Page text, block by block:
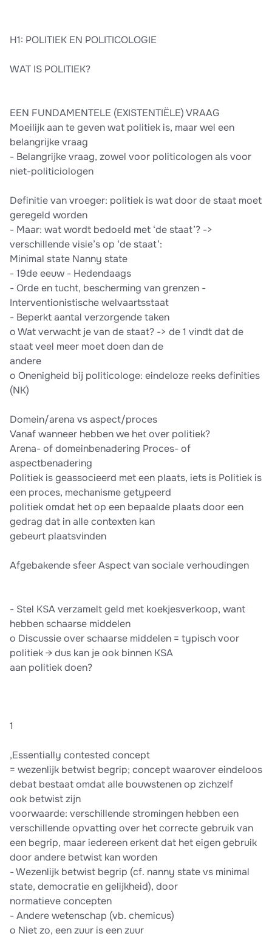
H1: POLITIEK EN POLITICOLOGIE
WAT IS POLITIEK?
EEN FUNDAMENTELE (EXISTENTIËLE) VRAAG
Moeilijk aan te geven wat politiek is, maar wel een
belangrijke vraag
- Belangrijke vraag, zowel voor politicologen als voor
niet-politiciologen
Definitie van vroeger: politiek is wat door de staat moet
geregeld worden
- Maar: wat wordt bedoeld met ‘de staat’? ->
verschillende visie’s op ‘de staat’:
Minimal state Nanny state
- 19de eeuw - Hedendaags
- Orde en tucht, bescherming van grenzen -
Interventionistische welvaartsstaat
- Beperkt aantal verzorgende taken
o Wat verwacht je van de staat? -> de 1 vindt dat de
staat veel meer moet doen dan de
andere
o Onenigheid bij politicologe: eindeloze reeks definities
(NK)
Domein/arena vs aspect/proces
Vanaf wanneer hebben we het over politiek?
Arena- of domeinbenadering Proces- of
aspectbenadering
Politiek is geassocieerd met een plaats, iets is Politiek is
een proces, mechanisme getypeerd
politiek omdat het op een bepaalde plaats door een
gedrag dat in alle contexten kan
gebeurt plaatsvinden
Afgebakende sfeer Aspect van sociale verhoudingen
- Stel KSA verzamelt geld met koekjesverkoop, want
hebben schaarse middelen
o Discussie over schaarse middelen = typisch voor
politiek → dus kan je ook binnen KSA
aan politiek doen?
1
,Essentially contested concept
= wezenlijk betwist begrip; concept waarover eindeloos
debat bestaat omdat alle bouwstenen op zichzelf
ook betwist zijn
voorwaarde: verschillende stromingen hebben een
verschillende opvatting over het correcte gebruik van
een begrip, maar iedereen erkent dat het eigen gebruik
door andere betwist kan worden
- Wezenlijk betwist begrip (cf. nanny state vs minimal
state, democratie en gelijkheid), door
normatieve concepten
- Andere wetenschap (vb. chemicus)
o Niet zo, een zuur is een zuur